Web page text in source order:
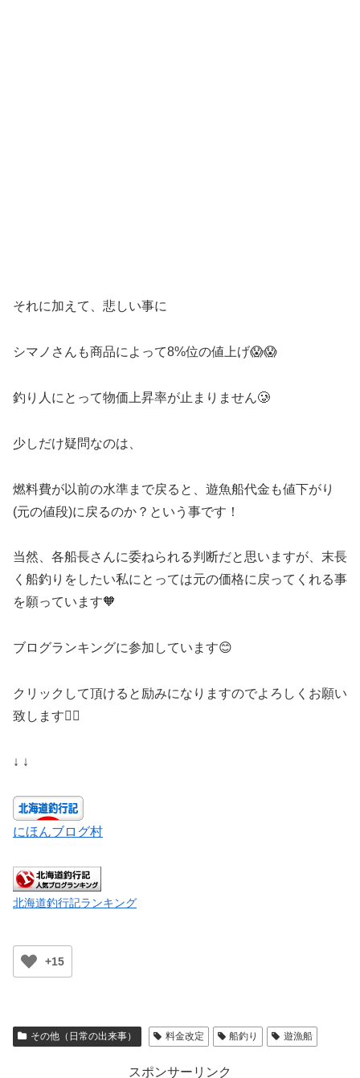
それに加えて、悲しい事に
シマノさんも商品によって8%位の値上げ😱😱
釣り人にとって物価上昇率が止まりません🥲
少しだけ疑問なのは、
燃料費が以前の水準まで戻ると、遊魚船代金も値下がり
(元の値段)に戻るのか？という事です！
当然、各船長さんに委ねられる判断だと思いますが、末長
く船釣りをしたい私にとっては元の価格に戻ってくれる事
を願っています🧡
ブログランキングに参加しています😊
クリックして頂けると励みになりますのでよろしくお願い
致します🙇‍♀️
↓ ↓
にほんブログ村
北海道釣行記ランキング
+15
その他（日常の出来事） 料金改定 船釣り 遊漁船
スポンサーリンク